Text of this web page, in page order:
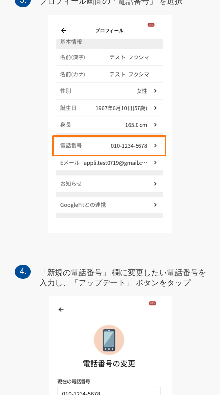
「新規の電話番号」 欄に変更したい電話番号を
入力し、「アップデート」 ボタンをタップ